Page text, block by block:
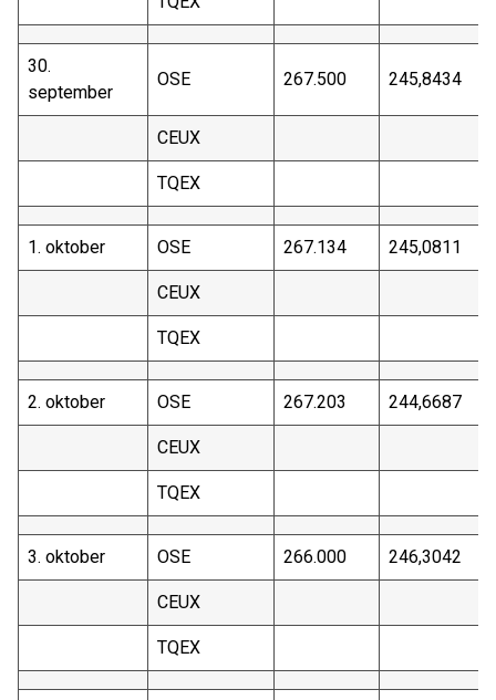
30.
september
OSE 267.500 245,8434
CEUX
TQEX
1. oktober OSE 267.134 245,0811
CEUX
TQEX
2. oktober OSE 267.203 244,6687
CEUX
TQEX
3. oktober OSE 266.000 246,3042
CEUX
TQEX